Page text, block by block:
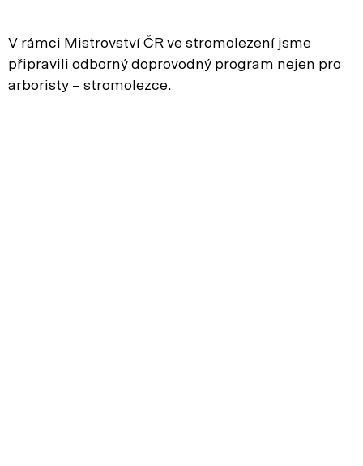
V rámci Mistrovství ČR ve stromolezení jsme
připravili odborný doprovodný program nejen pro
arboristy – stromolezce.